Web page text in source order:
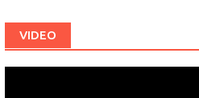
VIDEO